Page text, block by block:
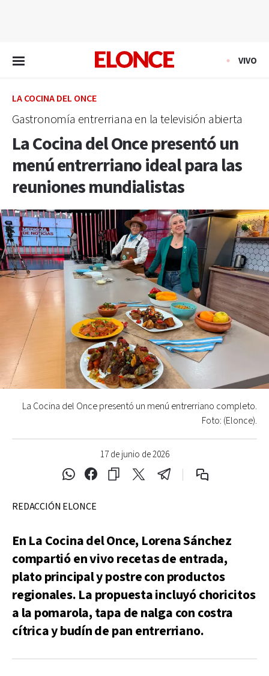
VIVO
LA COCINA DEL ONCE
Gastronomía entrerriana en la televisión abierta
La Cocina del Once presentó un
menú entrerriano ideal para las
reuniones mundialistas
17 de junio de 2026
La Cocina del Once presentó un menú entrerriano completo.
Foto: (Elonce).
REDACCIÓN ELONCE
En La Cocina del Once, Lorena Sánchez
compartió en vivo recetas de entrada,
plato principal y postre con productos
regionales. La propuesta incluyó choricitos
a la pomarola, tapa de nalga con costra
cítrica y budín de pan entrerriano.